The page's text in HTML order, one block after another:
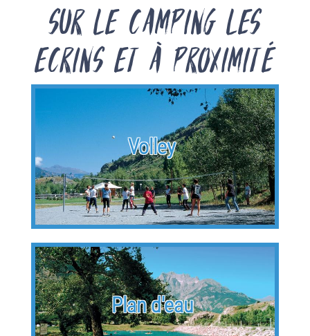
Sur le Camping les
Ecrins et à proximité
Volley
Plan d'eau